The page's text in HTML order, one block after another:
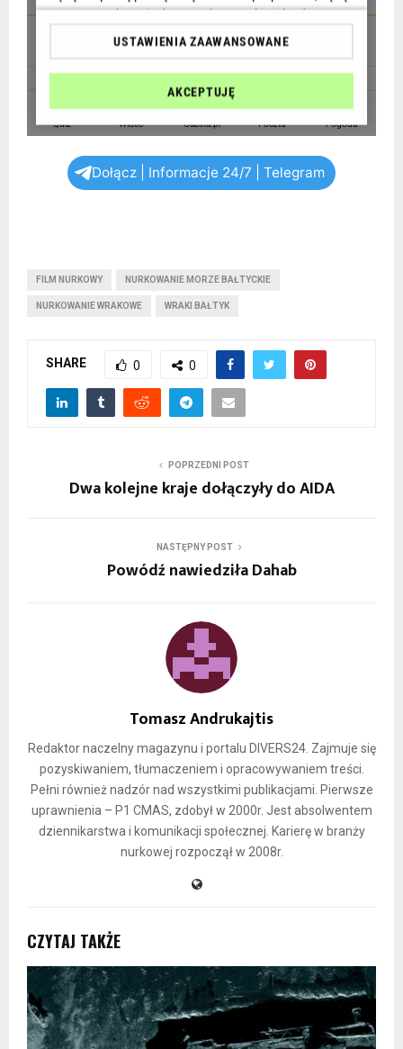
Dołącz | Informacje 24/7 | Telegram
FILM NURKOWY NURKOWANIE MORZE BAŁTYCKIE
NURKOWANIE WRAKOWE WRAKI BAŁTYK
SHARE 0 0
POPRZEDNI POST
Dwa kolejne kraje dołączyły do AIDA
NASTĘPNY POST
Powódź nawiedziła Dahab
Tomasz Andrukajtis
Redaktor naczelny magazynu i portalu DIVERS24. Zajmuje się
pozyskiwaniem, tłumaczeniem i opracowywaniem treści.
Pełni również nadzór nad wszystkimi publikacjami. Pierwsze
uprawnienia – P1 CMAS, zdobył w 2000r. Jest absolwentem
dziennikarstwa i komunikacji społecznej. Karierę w branży
nurkowej rozpoczął w 2008r.
CZYTAJ TAKŻE